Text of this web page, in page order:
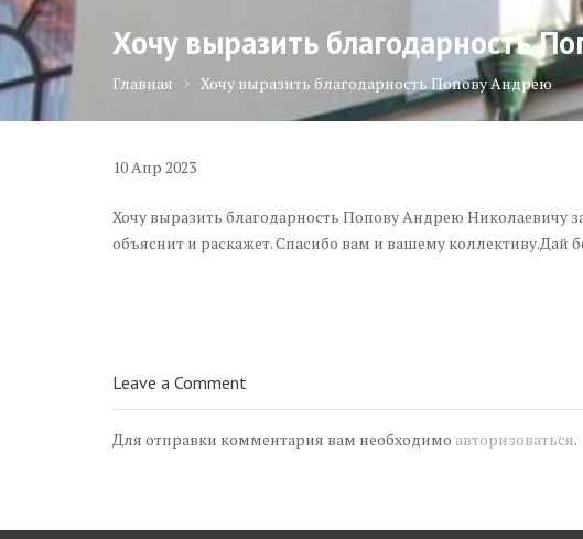
Хочу выразить благодарность
Главная Хочу выразить благодарность Попову Андрею
10Апр 2023
Хочу выразить благодарность Попову Андрею Николаевичу
объяснит и раскажет. Спасибо вам и вашему коллективу.Дай
Leave a Comment
Для отправки комментария вам необходимо авторизоваться.